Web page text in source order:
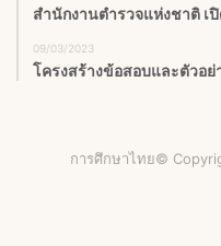
สำนักงานตำรวจแห่งชาติ
09/03/2023
โครงสร้างข้อสอบและตัวอ
การศึกษาไทย©